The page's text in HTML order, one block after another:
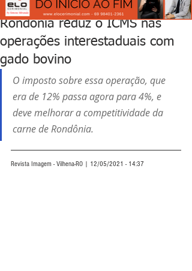
Rondônia reduz o ICMS nas
operações interestaduais com
gado bovino
O imposto sobre essa operação, que
era de 12% passa agora para 4%, e
deve melhorar a competitividade da
carne de Rondônia.
Revista Imagem - Vilhena-RO | 12/05/2021 - 14:37